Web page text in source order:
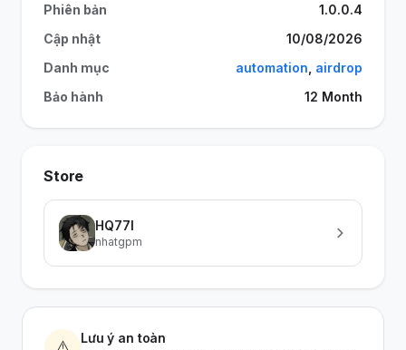
Phiên bản
1.0.0.4
Cập nhật
10/08/2026
Danh mục
automation airdrop
Bảo hành
12 Month
Store
HQ77I
nhatgpm
Lưu ý an toàn